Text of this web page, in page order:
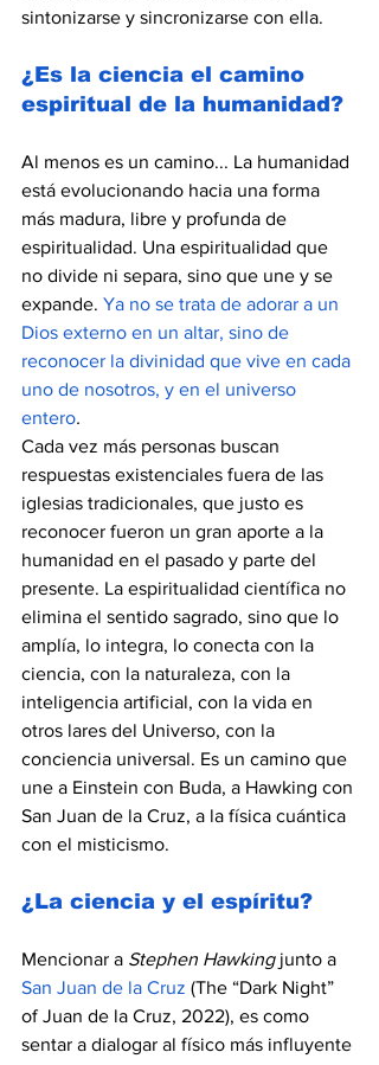
sintonizarse y sincronizarse con ella.
¿Es la ciencia el camino
espiritual de la humanidad?
Al menos es un camino... La humanidad
está evolucionando hacia una forma
más madura, libre y profunda de
espiritualidad. Una espiritualidad que
no divide ni separa, sino que une y se
expande. Ya no se trata de adorar a un
Dios externo en un altar, sino de
reconocer la divinidad que vive en cada
uno de nosotros, y en el universo
entero.
Cada vez más personas buscan
respuestas existenciales fuera de las
iglesias tradicionales, que justo es
reconocer fueron un gran aporte a la
humanidad en el pasado y parte del
presente. La espiritualidad científica no
elimina el sentido sagrado, sino que lo
amplía, lo integra, lo conecta con la
ciencia, con la naturaleza, con la
inteligencia artificial, con la vida en
otros lares del Universo, con la
conciencia universal. Es un camino que
une a Einstein con Buda, a Hawking con
San Juan de la Cruz, a la física cuántica
con el misticismo.
¿La ciencia y el espíritu?
Mencionar a Stephen Hawking junto a
San Juan de la Cruz (The “Dark Night”
of Juan de la Cruz, 2022), es como
sentar a dialogar al físico más influyente